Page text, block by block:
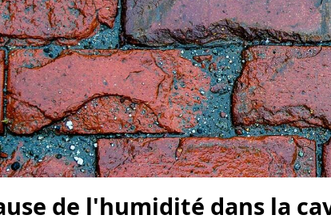
de l'humidité dans la